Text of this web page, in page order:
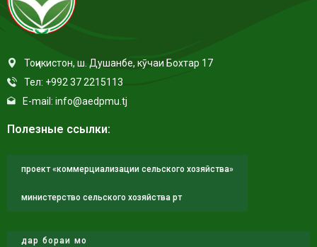
Тоҷикистон, ш. Душанбе, кӯчаи Бохтар 17
Тел: +992 37 2215113
E-mail: info@aedpmu.tj
Полезные ссылки:
проект «коммерциализации сельского хозяйства»
министерство сельского хозяйства рт
дар бораи мо